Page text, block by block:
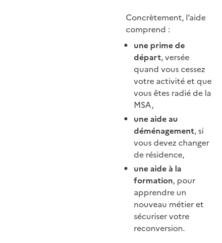
Concrètement, l’aide
comprend :
une prime de
départ, versée
quand vous cessez
votre activité et que
vous êtes radié de la
MSA,
une aide au
déménagement, si
vous devez changer
de résidence,
une aide à la
formation, pour
apprendre un
nouveau métier et
sécuriser votre
reconversion.